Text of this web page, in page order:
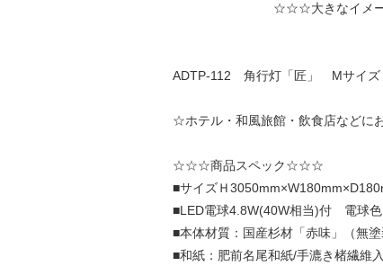
☆☆☆大きなイメージ写真は
ADTP-112 角行灯「匠」 Mサイ
☆ホテル・和風旅館・飲食店などに
☆☆☆商品スペック☆☆☆
■サイズＨ
■LED電球4.8W(40W相当)付 電球色
■本体材質：国産杉材「赤味」（無
■和紙：肥前名尾和紙/手漉き楮繊維